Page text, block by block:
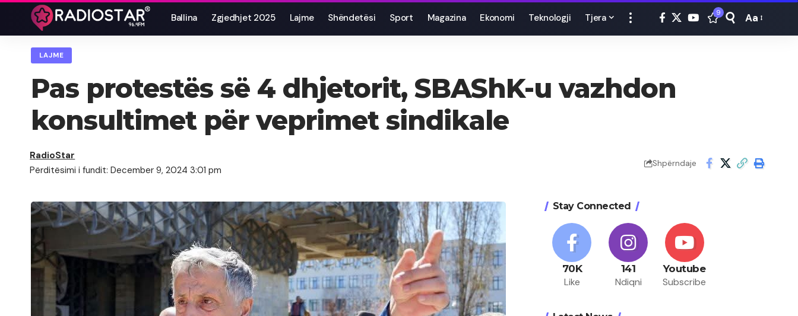
Ballina Zgjedhjet 2025 Lajme Shëndetësi Sport Magazina Ekonomi Teknologji Tjera 9
Font
Aa
LAJME
Pas protestës së 4 dhjetorit, SBAShK-u vazhdon
konsultimet për veprimet sindikale
Përditësimi i fundit: December 9, 2024 3:01 pm
RadioStar
Shpërndaje
Stay Connected
70K
Like
141
Ndiqni
Youtube
Subscribe